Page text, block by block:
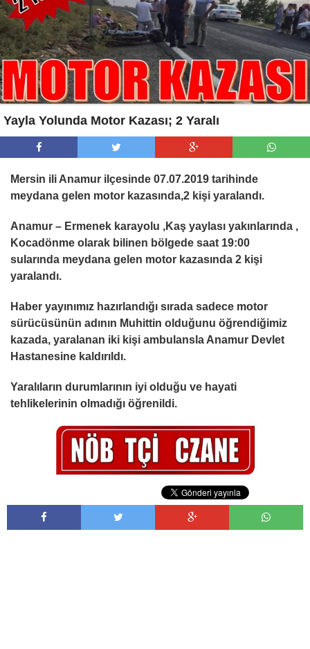
Yayla Yolunda Motor Kazası; 2 Yaralı
Mersin ili Anamur ilçesinde 07.07.2019 tarihinde
meydana gelen motor kazasında,2 kişi yaralandı.
Anamur – Ermenek karayolu ,Kaş yaylası yakınlarında ,
Kocadönme olarak bilinen bölgede saat 19:00
sularında meydana gelen motor kazasında 2 kişi
yaralandı.
Haber yayınımız hazırlandığı sırada sadece motor
sürücüsünün adının Muhittin olduğunu öğrendiğimiz
kazada, yaralanan iki kişi ambulansla Anamur Devlet
Hastanesine kaldırıldı.
Yaralıların durumlarının iyi olduğu ve hayati
tehlikelerinin olmadığı öğrenildi.